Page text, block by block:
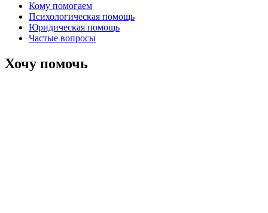
Кому помогаем
Психологическая помощь
Юридическая помощь
Частые вопросы
Хочу помочь